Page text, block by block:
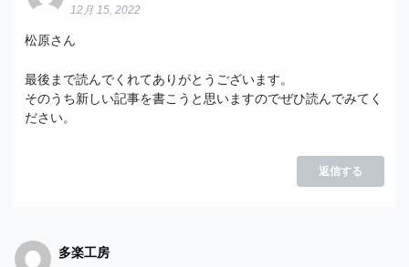
12月 15, 2022
松原さん
最後まで読んでくれてありがとうございます。
そのうち新しい記事を書こうと思いますのでぜひ読んでみてく
ださい。
返信する
多楽工房